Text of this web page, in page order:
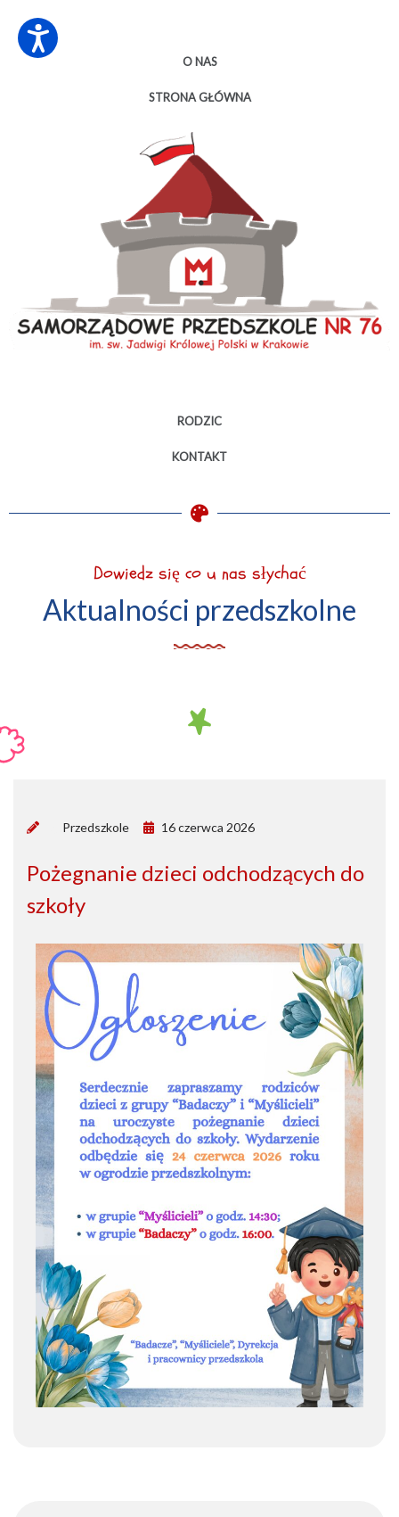
O NAS
STRONA GŁÓWNA
RODZIC
KONTAKT
Dowiedz się co u nas słychać
Aktualności przedszkolne
Przedszkole 16 czerwca 2026
Pożegnanie dzieci odchodzących do
szkoły